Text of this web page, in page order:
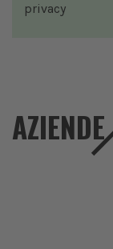
privacy
AZIENDE